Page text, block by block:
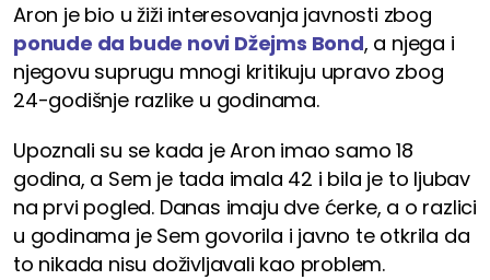
Aron je bio u žiži interesovanja javnosti zbog
ponude da bude novi Džejms Bond, a njega i
njegovu suprugu mnogi kritikuju upravo zbog
24-godišnje razlike u godinama.
Upoznali su se kada je Aron imao samo 18
godina, a Sem je tada imala 42 i bila je to ljubav
na prvi pogled. Danas imaju dve ćerke, a o razlici
u godinama je Sem govorila i javno te otkrila da
to nikada nisu doživljavali kao problem.